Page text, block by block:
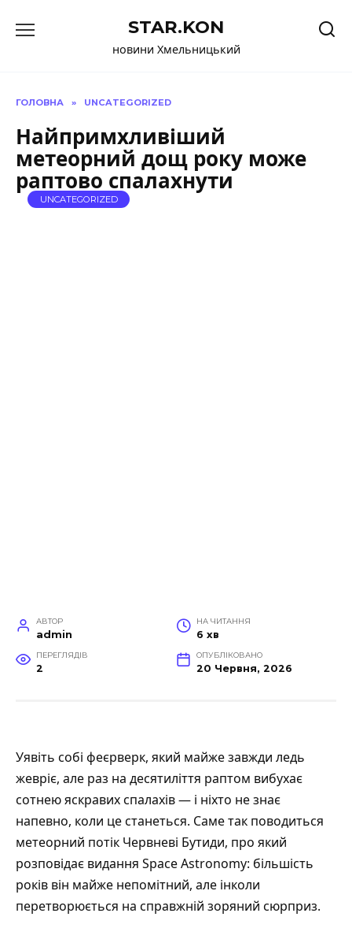
до
STAR.KON
новини Хмельницький
ГОЛОВНА » UNCATEGORIZED
Найпримхливіший
метеорний дощ року може
раптово спалахнути
UNCATEGORIZED
АВТОР
admin
НА ЧИТАННЯ
6 хв
ПЕРЕГЛЯДІВ
2
ОПУБЛІКОВАНО
20 Червня, 2026
Уявіть собі феєрверк, який майже завжди ледь
жевріє, але раз на десятиліття раптом вибухає
сотнею яскравих спалахів — і ніхто не знає
напевно, коли це станеться. Саме так поводиться
метеорний потік Червневі Бутиди, про який
розповідає видання Space Astronomy: більшість
років він майже непомітний, але інколи
перетворюється на справжній зоряний сюрприз.